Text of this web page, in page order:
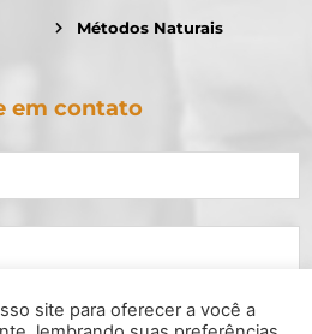
Métodos Naturais
em contato
site para oferecer a você a